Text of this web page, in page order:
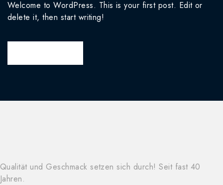
Welcome to WordPress. This is your first post. Edit or
delete it, then start writing!
Qualität und Geschmack setzen sich durch! Seit fast 40
Jahren.